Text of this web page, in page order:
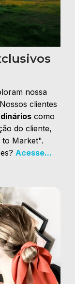
nossa
clientes
como
do cliente,
to Market".
Acesse...